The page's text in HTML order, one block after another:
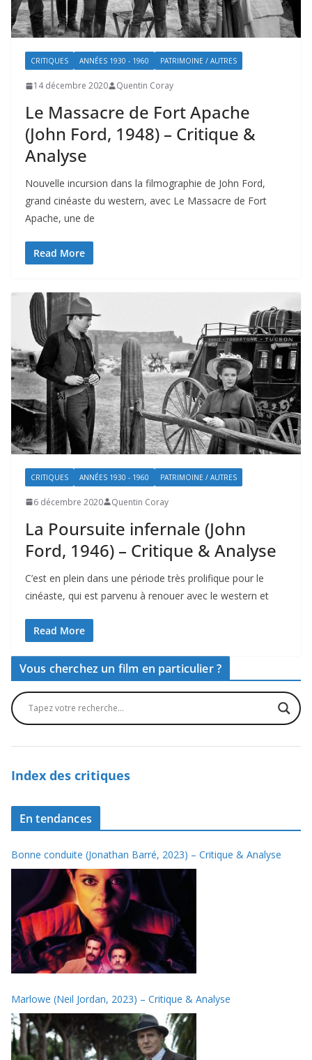
CRITIQUES ANNÉES 1930 - 1960 PATRIMOINE / AUTRES
14 décembre 2020 Quentin Coray
Le Massacre de Fort Apache
(John Ford, 1948) – Critique &
Analyse
Nouvelle incursion dans la filmographie de John Ford,
grand cinéaste du western, avec Le Massacre de Fort
Apache, une de
Read More
CRITIQUES ANNÉES 1930 - 1960 PATRIMOINE / AUTRES
6 décembre 2020 Quentin Coray
La Poursuite infernale (John
Ford, 1946) – Critique & Analyse
C’est en plein dans une période très prolifique pour le
cinéaste, qui est parvenu à renouer avec le western et
Read More
Vous cherchez un film en particulier ?
Index des critiques
En tendances
Bonne conduite (Jonathan Barré, 2023) – Critique & Analyse
Marlowe (Neil Jordan, 2023) – Critique & Analyse